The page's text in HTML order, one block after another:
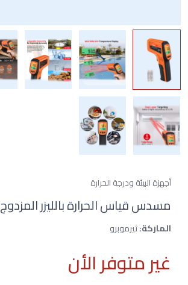
أجهزة البيئة ودرجة الحرارة
مسدس قياس الحرارة بالليزر المزدوج TP450
الماركة:ثيرموبرو
غير متوفر الأن